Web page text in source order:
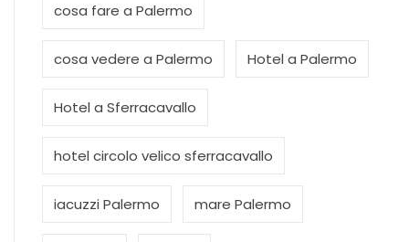
cosa fare a Palermo
cosa vedere a Palermo Hotel a Palermo
Hotel a Sferracavallo
hotel circolo velico sferracavallo
iacuzzi Palermo mare Palermo